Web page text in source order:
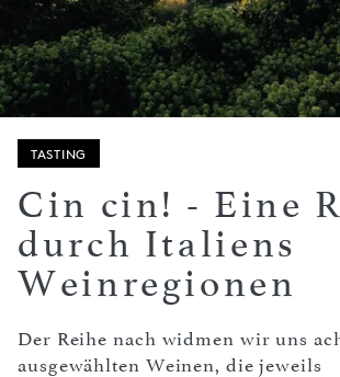
TASTING
Cin cin! - Eine
durch Italiens
Weinregionen
Der Reihe nach widmen wir uns
ausgewählten Weinen, die jeweils